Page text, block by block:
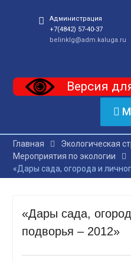
Администрация
+7(4842) 57-40-37
belinklg@adm.kaluga.ru
Версия
Главная
Экологическая
Мероприятия по экологии
«Дары сада, огорода и
«Дары сада,
подворья – 2012»